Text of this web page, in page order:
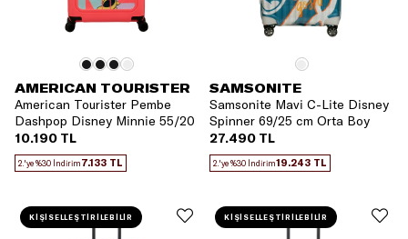
AMERICAN TOURISTER
American Tourister Pembe
Dashpop Disney Minnie 55/20
Körüklü Kabin Boy Valiz
10.190 TL
2.'ye %30 İndirim7.133 TL
SAMSONITE
Samsonite Mavi C-Lite Disney
Spinner 69/25 cm Orta Boy
Valiz
27.490 TL
2.'ye %30 İndirim19.243 TL
KİŞİSELLEŞTİRİLEBİLİR KİŞİSELLEŞTİRİLEBİLİR